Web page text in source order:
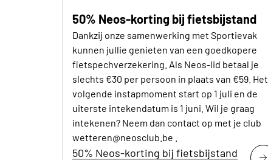
50% Neos-korting bij fietsbijstand
Dankzij onze samenwerking met Sportievak
kunnen jullie genieten van een goedkopere
fietspechverzekering. Als Neos-lid betaal je
slechts €30 per persoon in plaats van €59. Het
volgende instapmoment start op 1 juli en de
uiterste intekendatum is 1 juni. Wil je graag
intekenen? Neem dan contact op met je club
wetteren@neosclub.be .
50% Neos-korting bij fietsbijstand